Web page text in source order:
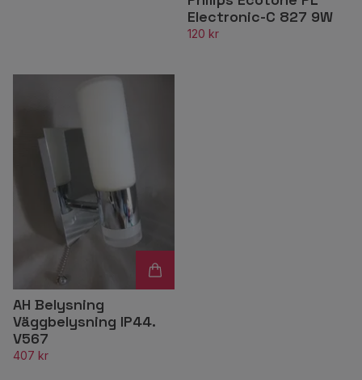
Electronic-C 827 9W
120 kr
AH Belysning
Väggbelysning IP44.
V567
407 kr